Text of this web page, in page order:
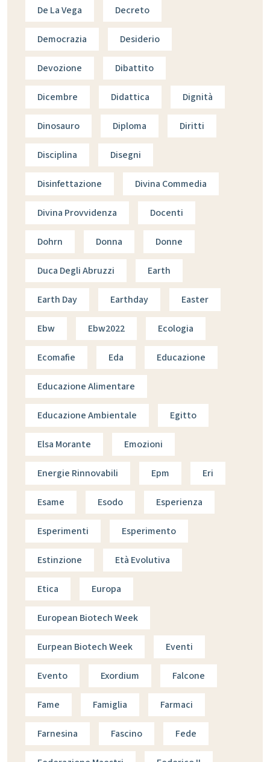
De La Vega Decreto
Democrazia Desiderio
Devozione Dibattito
Dicembre Didattica Dignità
Dinosauro Diploma Diritti
Disciplina Disegni
Disinfettazione Divina Commedia
Divina Provvidenza Docenti
Dohrn Donna Donne
Duca Degli Abruzzi Earth
Earth Day Earthday Easter
Ebw Ebw2022 Ecologia
Ecomafie Eda Educazione
Educazione Alimentare
Educazione Ambientale Egitto
Elsa Morante Emozioni
Energie Rinnovabili Epm Eri
Esame Esodo Esperienza
Esperimenti Esperimento
Estinzione Età Evolutiva
Etica Europa
European Biotech Week
Eurpean Biotech Week Eventi
Evento Exordium Falcone
Fame Famiglia Farmaci
Farnesina Fascino Fede